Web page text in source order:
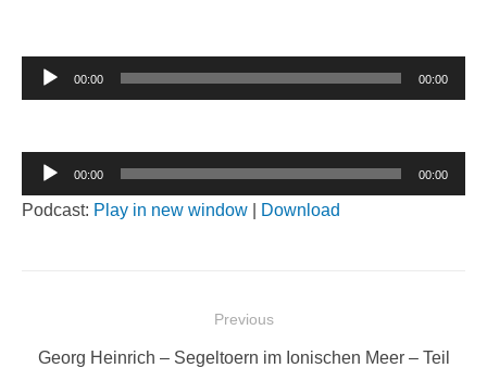
Audio-
Player
00:00 00:00
Audio-
Player
00:00 00:00
Podcast: Play in new window Download
BeitragsnavigationPrevious
Previous
Georg Heinrich – Segeltoern im Ionischen Meer – Teil